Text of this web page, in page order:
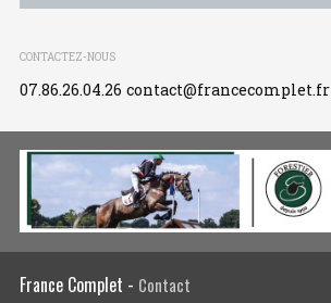
CONTACTEZ-NOUS
07.86.26.04.26 contact@francecomplet.fr
France Complet - Contact